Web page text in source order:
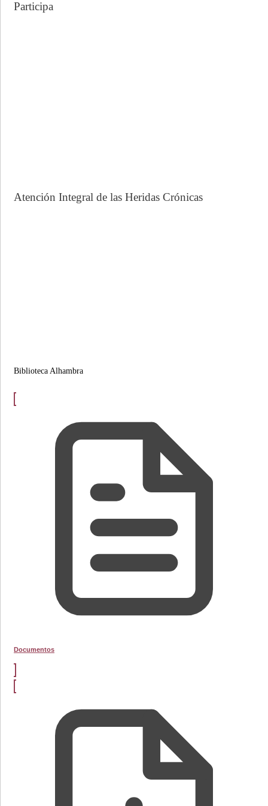
Participa
Atención Integral de las Heridas Crónicas
Biblioteca Alhambra
Documentos